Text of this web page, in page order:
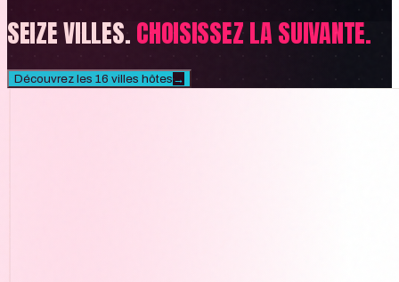
SEIZE VILLES.CHOISISSEZ LA SUIVANTE.
Découvrez les 16 villes hôtes →